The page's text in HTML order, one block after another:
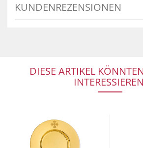
KUNDENREZENSIONEN
DIESE ARTIKEL